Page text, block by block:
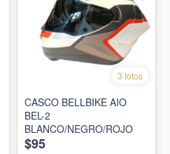
3 fotos
CASCO BELLBIKE AIO
BEL-2
BLANCO/NEGRO/ROJO
$95